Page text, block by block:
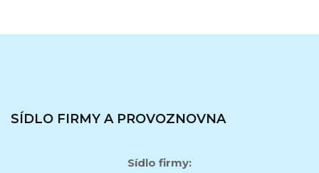
SÍDLO FIRMY A PROVOZNOVNA
Sídlo firmy: